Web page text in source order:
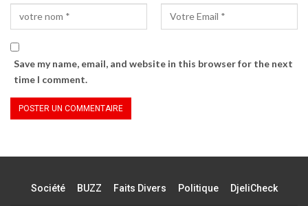
Save my name, email, and website in this browser for the next
time I comment.
Société BUZZ Faits Divers Politique DjeliCheck